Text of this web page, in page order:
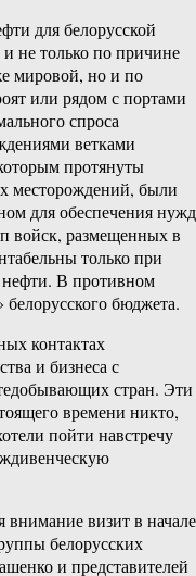
для белорусской
не только по причине
мировой, но и по
или рядом с портами
спроса
ветками
протянуты
месторождений, были
для обеспечения нужд
войск, размещенных в
только при
нефти. В противном
бюджета.
контактах
и бизнеса с
стран. Эти
времени никто,
пойти навстречу
внимание визит в начале
белорусских
и представителей